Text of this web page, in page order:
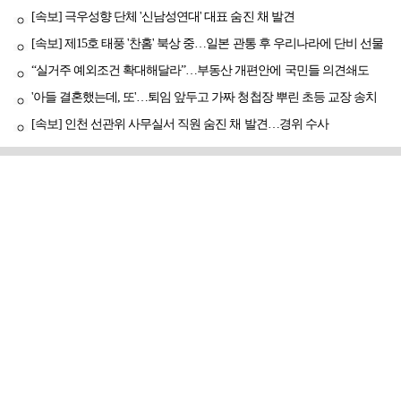
[속보] 극우성향 단체 '신남성연대' 대표 숨진 채 발견
[속보] 제15호 태풍 '찬홈' 북상 중…일본 관통 후 우리나라에 단비 선물
“실거주 예외조건 확대해달라”…부동산 개편안에 국민들 의견쇄도
'아들 결혼했는데, 또'…퇴임 앞두고 가짜 청첩장 뿌린 초등 교장 송치
[속보] 인천 선관위 사무실서 직원 숨진 채 발견…경위 수사